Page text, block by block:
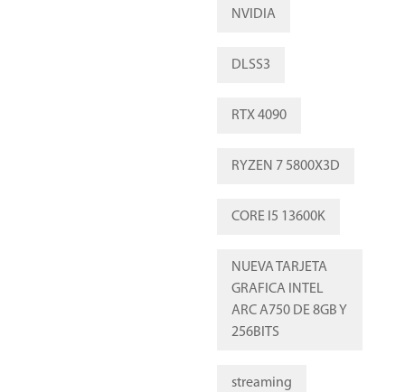
NVIDIA
DLSS3
RTX 4090
RYZEN 7 5800X3D
CORE I5 13600K
NUEVA TARJETA
GRAFICA INTEL
ARC A750 DE 8GB Y
256BITS
streaming